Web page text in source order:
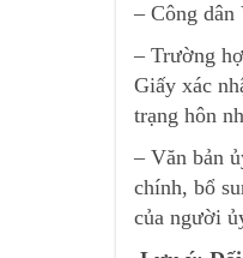
– Công
– Trường
Giấy xác
trạng hôn
– Văn bản
chính, bổ
của người